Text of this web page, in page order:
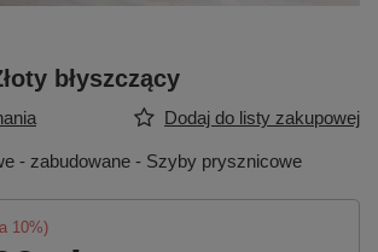
błyszczący
Dodaj do listy zakupowej
- zabudowane - Szyby prysznicowe
10%)